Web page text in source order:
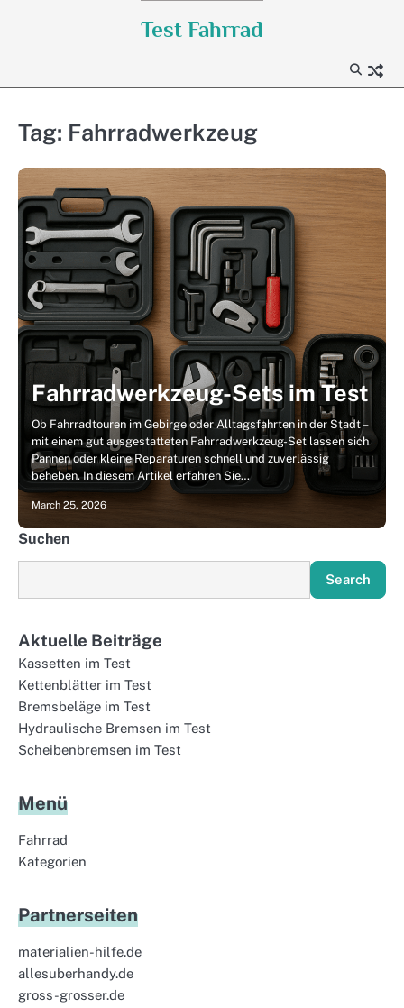
Test Fahrrad
Tag: Fahrradwerkzeug
Fahrradwerkzeug-Sets im Test
Ob Fahrradtouren im Gebirge oder Alltagsfahrten in der Stadt –
mit einem gut ausgestatteten Fahrradwerkzeug-Set lassen sich
Pannen oder kleine Reparaturen schnell und zuverlässig
beheben. In diesem Artikel erfahren Sie…
March 25, 2026
Suchen
Search
Aktuelle Beiträge
Kassetten im Test
Kettenblätter im Test
Bremsbeläge im Test
Hydraulische Bremsen im Test
Scheibenbremsen im Test
Menü
Fahrrad
Kategorien
Partnerseiten
materialien-hilfe.de
allesuberhandy.de
gross-grosser.de